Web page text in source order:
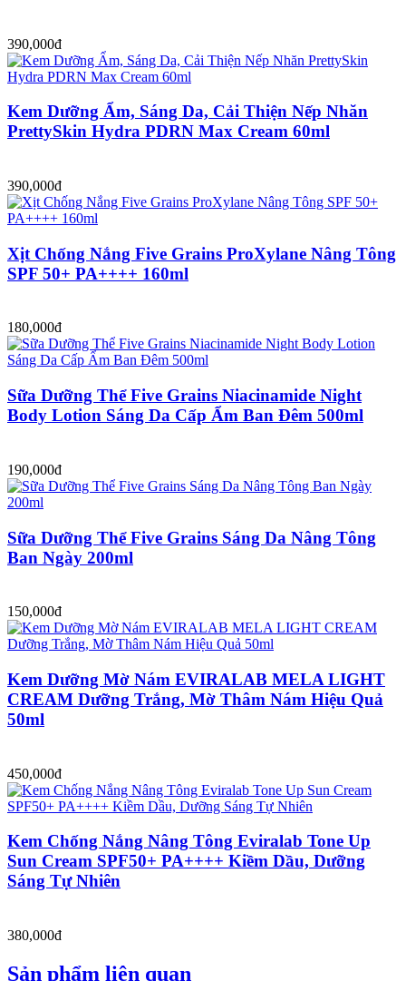
390,000đ
Kem Dưỡng Ẩm, Sáng Da, Cải Thiện Nếp Nhăn
PrettySkin Hydra PDRN Max Cream 60ml
390,000đ
Xịt Chống Nắng Five Grains ProXylane Nâng Tông
SPF 50+ PA++++ 160ml
180,000đ
Sữa Dưỡng Thể Five Grains Niacinamide Night
Body Lotion Sáng Da Cấp Ẩm Ban Đêm 500ml
190,000đ
Sữa Dưỡng Thể Five Grains Sáng Da Nâng Tông
Ban Ngày 200ml
150,000đ
Kem Dưỡng Mờ Nám EVIRALAB MELA LIGHT
CREAM Dưỡng Trắng, Mờ Thâm Nám Hiệu Quả
50ml
450,000đ
Kem Chống Nắng Nâng Tông Eviralab Tone Up
Sun Cream SPF50+ PA++++ Kiềm Dầu, Dưỡng
Sáng Tự Nhiên
380,000đ
Sản phẩm liên quan